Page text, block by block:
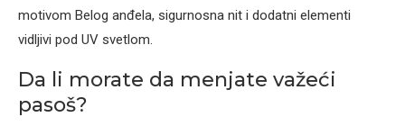
motivom Belog anđela, sigurnosna nit i dodatni elementi
vidljivi pod UV svetlom.
Da li morate da menjate važeći
pasoš?